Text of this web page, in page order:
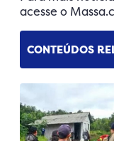
acesse o
CONTEÚDOS